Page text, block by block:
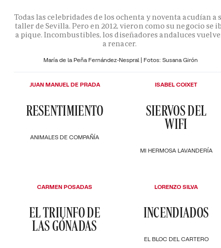
Todas las celebridades de los ochenta y noventa acudían a
taller de Sevilla. Pero en 2012, vieron como su negocio se
a pique. Incombustibles, los diseñadores andaluces
a renacer.
María de la Peña Fernández-Nespral | Fotos: Susana Girón
ANIMALES DE COMPAÑÍA
RESENTIMIENTO
JUAN MANUEL DE PRADA
MI HERMOSA LAVANDERÍA
SIERVOS DEL
WIFI
ISABEL COIXET
EL TRIUNFO DE
LAS GÓNADAS
CARMEN POSADAS
EL BLOC DEL CARTERO
INCENDIADOS
LORENZO SILVA